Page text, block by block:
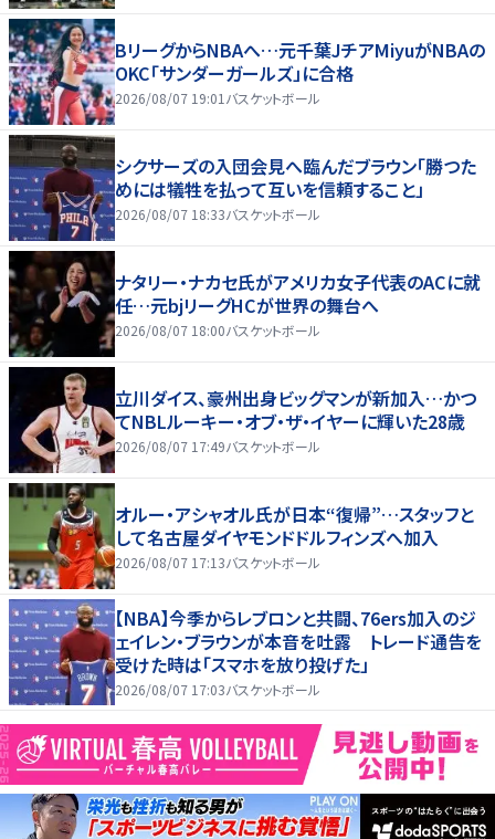
BリーグからNBAへ…元千葉JチアMiyuがNBAの
OKC「サンダーガールズ」に合格
2026/08/07 19:01 バスケットボール
シクサーズの入団会見へ臨んだブラウン「勝つた
めには犠牲を払って互いを信頼すること」
2026/08/07 18:33バスケットボール
ナタリー・ナカセ氏がアメリカ女子代表のACに就
任…元bjリーグHCが世界の舞台へ
2026/08/07 18:00バスケットボール
立川ダイス、豪州出身ビッグマンが新加入…かつ
てNBLルーキー・オブ・ザ・イヤーに輝いた28歳
2026/08/07 17:49バスケットボール
オルー・アシャオル氏が日本“復帰”…スタッフと
して名古屋ダイヤモンドドルフィンズへ加入
2026/08/07 17:13バスケットボール
【NBA】今季からレブロンと共闘、76ers加入のジ
ェイレン・ブラウンが本音を吐露 トレード通告を
受けた時は「スマホを放り投げた」
2026/08/07 17:03バスケットボール